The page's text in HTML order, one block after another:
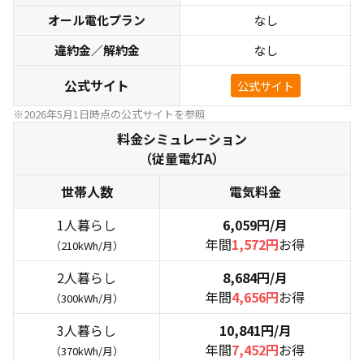
オール電化プラン
なし
違約金／解約金
なし
公式サイト 公式サイト
※2026年5月1日時点の公式サイトを参照
料金シミュレーション
（従量電灯A）
世帯人数
電気料金
1人暮らし
（210kWh/月）
6,059円/月
年間1,572円お得
2人暮らし
（300kWh/月）
8,684円/月
年間4,656円お得
3人暮らし
（370kWh/月）
10,841円/月
年間7,452円お得